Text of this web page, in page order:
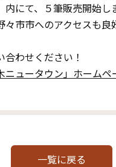
内にて、５筆販売開始し
々市市へのアクセスも良
合わせください！
ニュータウン」ホーム
一覧に戻る